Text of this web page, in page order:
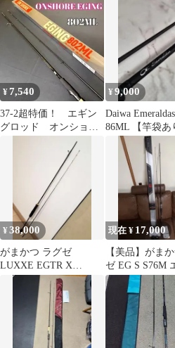
¥7,540
37-2超特価！ エギン
グロッド オンショア
¥9,000
Daiwa
86ML 【竿袋あ
¥38,000
がまかつ ラグゼ
LUXXE EGTR X
S510ML-solid
現在 ¥ 17,000
【美品】がま
ゼ EG S S76M
ロッド 使用2回